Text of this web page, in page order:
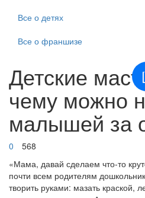
Все о детях
Все о франшизе
Детские
чему можно
малышей за
0
568
«Мама, давай сделаем что-то
почти всем родителям
творить руками: мазать краской,